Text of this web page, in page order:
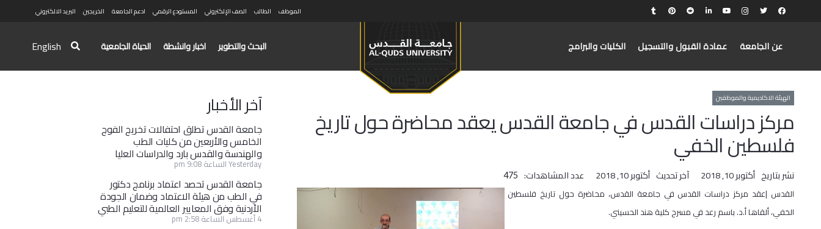
الموظف الطالب الصف الإلكتروني المستودع الرقمي ادعم الجامعة الخريجين البريد الالكتروني
عن الجامعة عمادة القبول والتسجيل الكليات والبرامج البحث والتطوير اخبار وانشطة الحياة الجامعية English
الهيئة الاكاديمية والموظفين
مركز دراسات القدس في جامعة القدس يعقد محاضرة حول تاريخ
فلسطين الخفي
نشر بتاريخ أكتوبر 10, 2018 آخر تحديث أكتوبر 10, 2018 عدد المشاهدات: 475
القدس |عقد مركز دراسات القدس في جامعة القدس، محاضرة حول تاريخ فلسطين
الخفي، ألقاها أ.د. باسم رعد في مسرح كلية هند الحسيني.
آخر الأخبار
جامعة القدس تطلق احتفالات تخريج الفوج
الخامس والأربعين من كليات الطب
والهندسة والقدس بارد والدراسات العليا
Yesterday الساعة 9:08 pm
جامعة القدس تحصد اعتماد برنامج دكتور
في الطب من هيئة الاعتماد وضمان الجودة
الأردنية وفق المعايير العالمية للتعليم الطبي
4 أغسطس الساعة 2:58 pm